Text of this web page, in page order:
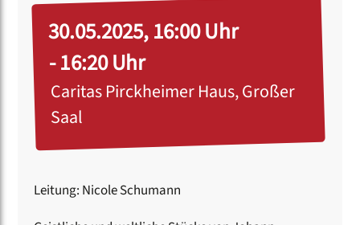
30.05.2025, 16:00 Uhr
- 16:20 Uhr
Caritas Pirckheimer Haus, Großer
Saal
Leitung: Nicole Schumann